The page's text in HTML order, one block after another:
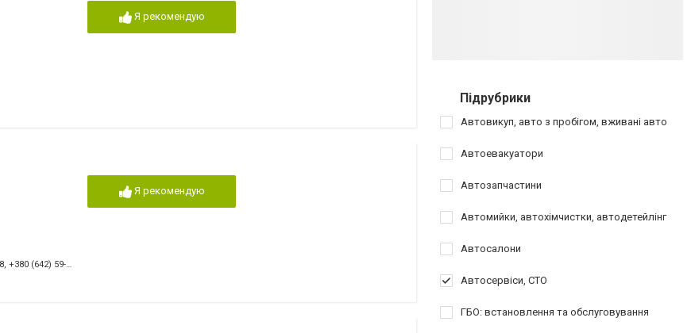
Я рекомендую
, +380 (642) 59-95-65
Я рекомендую
Підрубрики
Автовикуп, авто з пробігом, вживані авто
Автоевакуатори
Автозапчастини
Автомийки, автохімчистки, автодетейлінг
Автосалони
Автосервіси, СТО
ГБО: встановлення та обслуговування